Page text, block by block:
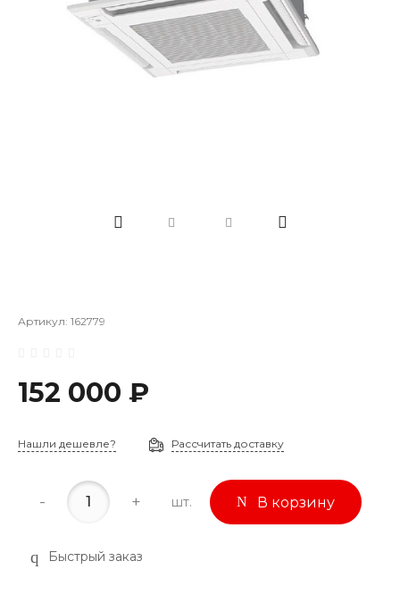
Артикул: 162779
152 000 ₽
Нашли дешевле? Рассчитать доставку
- + шт. В корзину
Быстрый заказ